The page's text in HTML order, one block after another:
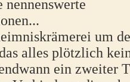
um
alles plötzlich
ein zweiter